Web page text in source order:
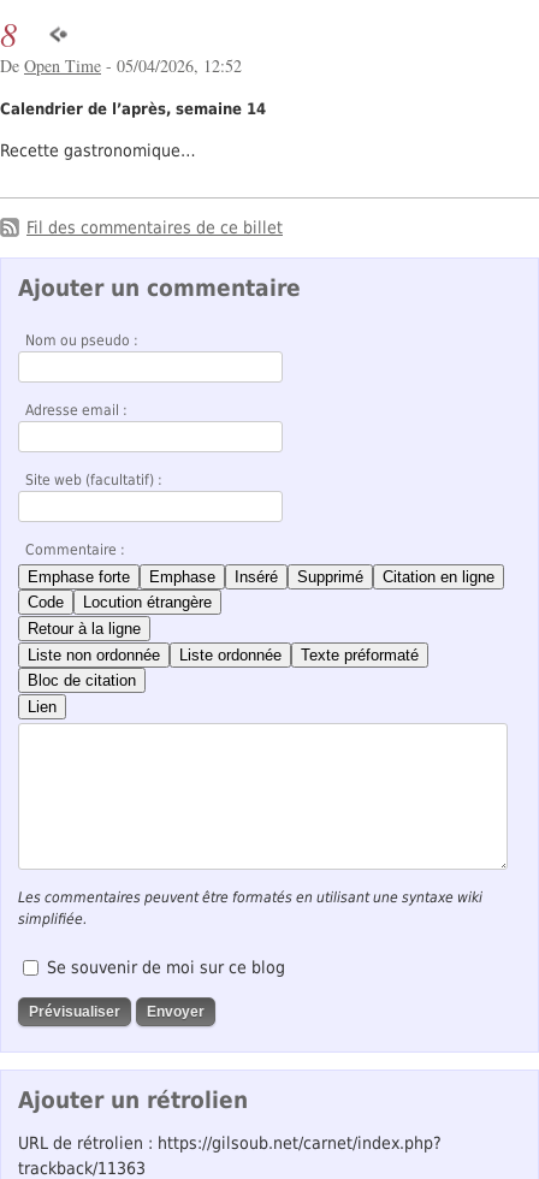
8
De Open Time - 05/04/2026, 12:52
Calendrier de l’après, semaine 14
Recette gastronomique…
Fil des commentaires de ce billet
Ajouter un commentaire
Nom ou pseudo :
Adresse email :
Site web (facultatif) :
Commentaire :
Emphase forte Emphase Inséré Supprimé
Citation en ligne
Code
Locution étrangère
Retour à la ligne
Liste non ordonnée
Liste ordonnée
Texte préformaté
Bloc de citation
Lien
Les commentaires peuvent être formatés en utilisant une syntaxe wiki
simplifiée.
Se souvenir de moi sur ce blog
Ajouter un rétrolien
URL de rétrolien : https://gilsoub.net/carnet/index.php?
trackback/11363